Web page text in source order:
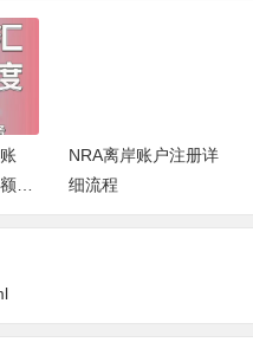
详
义乌个体NRA账户如
何办理？